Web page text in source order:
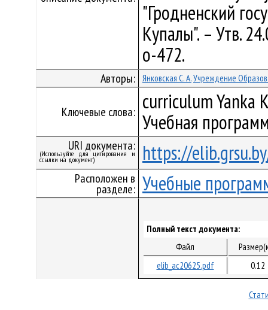
"Гродненский
Купалы". – Утв.
о-472.
Авторы: Янковская С. А.Учреждение
Ключевые слова: curriculum Yanka
Учебная
URI документа:
(Используйте для цитирования и
ссылки на документ) https://
Расположен в
разделе: Учебные
Полный текст документа:
Файл
elib_ac20625.pdf
0.12